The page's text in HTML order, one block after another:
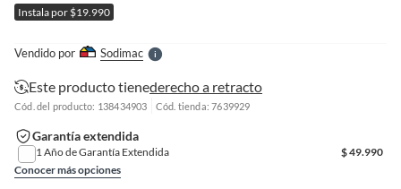
Instala por $19.990
Vendido por SodimacS
Este producto tienederecho a retracto
Cód. del producto: 138434903 Cód. tienda: 7639929
Garantía extendida
1 Año de Garantía Extendida $49.990
Conocer más opciones